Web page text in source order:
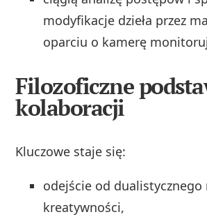
modyfikacje dzieła przez
oparciu o kamerę
Filozoficzne
kolaboracji
Kluczowe staje się:
odejście od dualistycznego
kreatywności,